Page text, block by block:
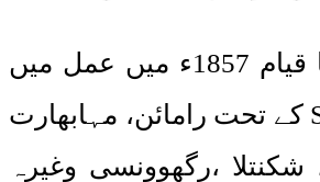
اس Society کا قیام 1857ء میں عمل میں
آیا۔ اسSociety کے تحت رامائن، مہابھارت
،رگھوونسی وغیرہ